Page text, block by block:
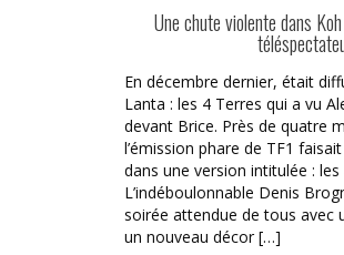
Une chute violente dans
En décembre dernier, était
Lanta : les 4 Terres qui a vu
devant Brice. Près de quatre
l’émission phare de TF1
dans une version intitulée :
L’indéboulonnable Denis
soirée attendue de tous avec
un nouveau décor […]